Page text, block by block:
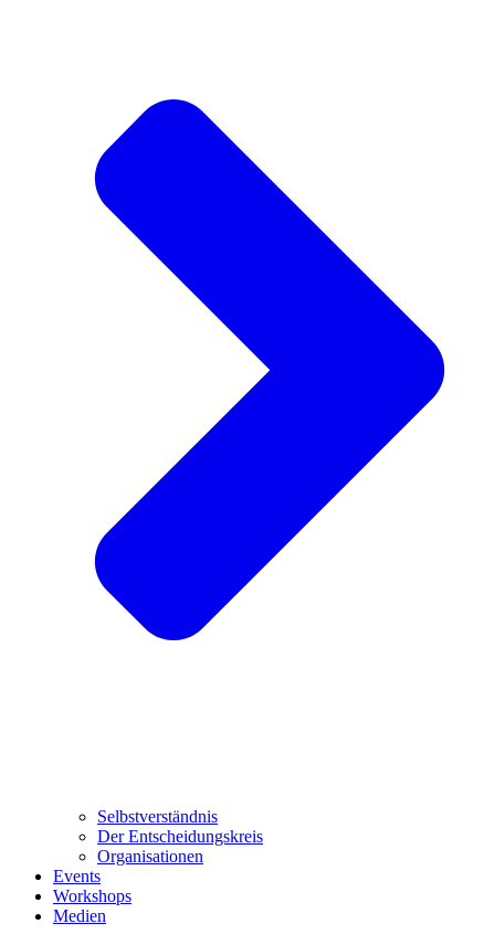
Selbstverständnis
Der Entscheidungskreis
Organisationen
Events
Workshops
Medien